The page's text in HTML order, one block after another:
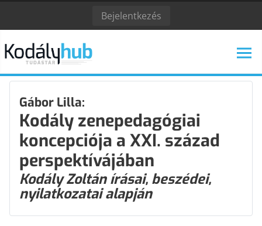
Bejelentkezés
KODÁLY INTÉZET
Gábor Lilla:
Kodály zenepedagógiai
koncepciója a XXI. század
perspektívájában
Kodály Zoltán írásai, beszédei,
nyilatkozatai alapján